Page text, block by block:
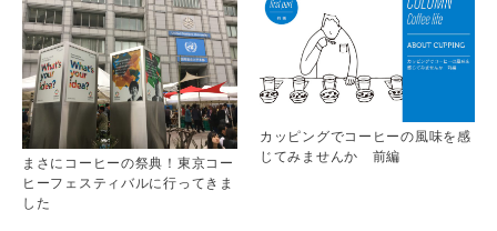
まさにコーヒーの祭典！東京コー
ヒーフェスティバルに行ってきま
した
カッピングでコーヒーの風味を感
じてみませんか 前編